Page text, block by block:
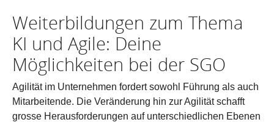
Weiterbildungen zum Thema
KI und Agile: Deine
Möglichkeiten bei der SGO
Agilität im Unternehmen fordert sowohl Führung als auch
Mitarbeitende. Die Veränderung hin zur Agilität schafft
grosse Herausforderungen auf unterschiedlichen Ebenen